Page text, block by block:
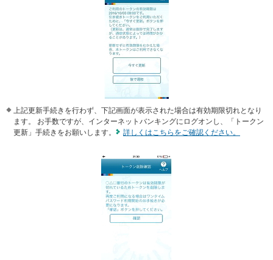
上記更新手続きを行わず、下記画面が表示された場合は有効期限切れとなり
ます。 お手数ですが、インターネットバンキングにログオンし、「トークン
更新」手続きをお願いします。
詳しくはこちらをご確認ください。